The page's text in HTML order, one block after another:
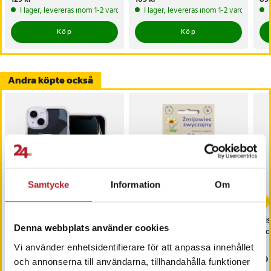
Samtycke Information Om
Denna webbplats använder cookies
Vi använder enhetsidentifierare för att anpassa innehållet
och annonserna till användarna, tillhandahålla funktioner
I lager, levereras inom 1-2 vardagar
Köp
I lager, levereras inom 1-2 vardagar
Köp
Andra köpte också
iPhone 14 - Svart
Pris: 89 kr
89 kr
och nektarrik perenn för
fjärilar och bin
Pris :29 kr
29 kr